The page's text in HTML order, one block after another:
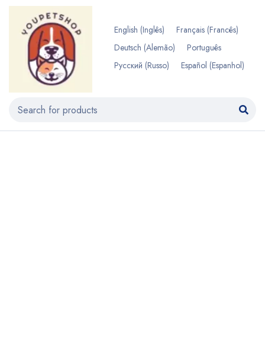
English (Inglês) Français (Francês)
Deutsch (Alemão)
Português
Русский (Russo) Español (Espanhol)